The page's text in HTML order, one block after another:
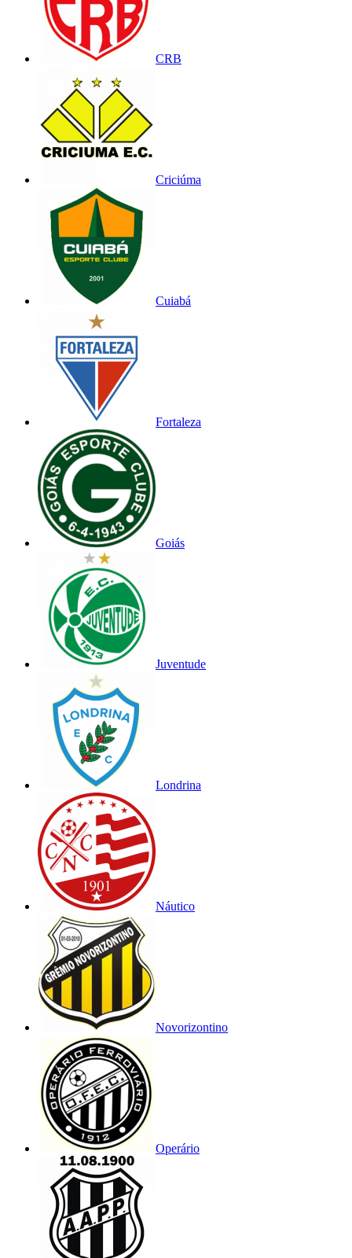
CRB
Criciúma
Cuiabá
Fortaleza
Goiás
Juventude
Londrina
Náutico
Novorizontino
Operário